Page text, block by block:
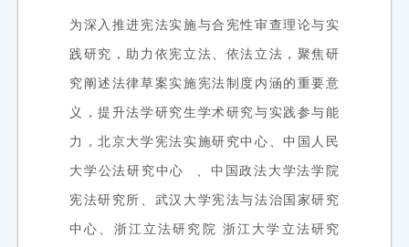
为深入推进宪法实施与合宪性审查理论与实
践研究，助力依宪立法、依法立法，聚焦研
究阐述法律草案实施宪法制度内涵的重要意
义，提升法学研究生学术研究与实践参与能
力，北京大学宪法实施研究中心、中国人民
大学公法研究中心
、中国政法大学法学院
宪法研究所、武汉大学宪法与法治国家研究
中心、浙江立法研究院 浙江大学立法研究